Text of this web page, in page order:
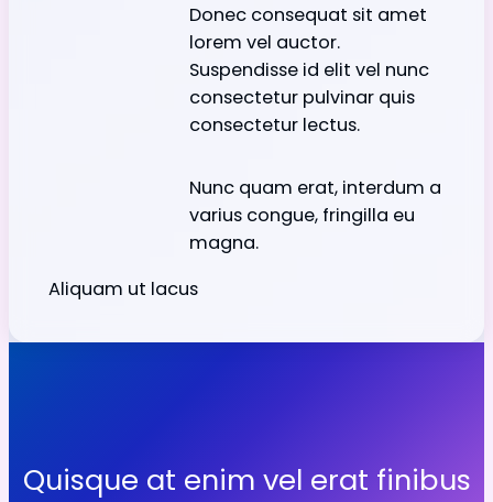
Donec consequat sit amet
lorem vel auctor.
Suspendisse id elit vel nunc
consectetur pulvinar quis
consectetur lectus.
Nunc quam erat, interdum a
varius congue, fringilla eu
magna.
Aliquam ut lacus
Quisque at enim vel erat finibus